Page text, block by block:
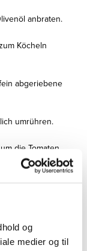
og
medier og til
anbraten.
Köcheln
abgeriebene
umrühren.
die Tomaten
und mit Salz
das Olivenöl